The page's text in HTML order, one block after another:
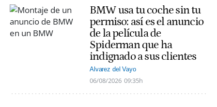
BMW usa tu coche sin tu
permiso: así es el anuncio
de la película de
Spiderman que ha
indignado a sus clientes
Alvarez del Vayo
06/08/2026 09:35h